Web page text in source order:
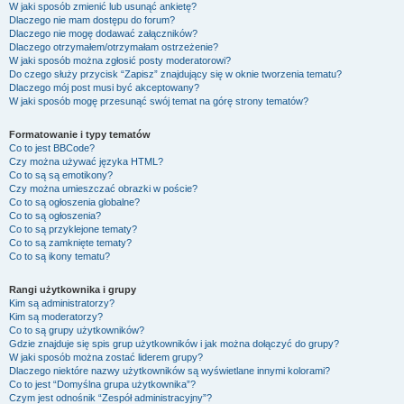
W jaki sposób zmienić lub usunąć ankietę?
Dlaczego nie mam dostępu do forum?
Dlaczego nie mogę dodawać załączników?
Dlaczego otrzymałem/otrzymałam ostrzeżenie?
W jaki sposób można zgłosić posty moderatorowi?
Do czego służy przycisk “Zapisz” znajdujący się w oknie tworzenia tematu?
Dlaczego mój post musi być akceptowany?
W jaki sposób mogę przesunąć swój temat na górę strony tematów?
Formatowanie i typy tematów
Co to jest BBCode?
Czy można używać języka HTML?
Co to są są emotikony?
Czy można umieszczać obrazki w poście?
Co to są ogłoszenia globalne?
Co to są ogłoszenia?
Co to są przyklejone tematy?
Co to są zamknięte tematy?
Co to są ikony tematu?
Rangi użytkownika i grupy
Kim są administratorzy?
Kim są moderatorzy?
Co to są grupy użytkowników?
Gdzie znajduje się spis grup użytkowników i jak można dołączyć do grupy?
W jaki sposób można zostać liderem grupy?
Dlaczego niektóre nazwy użytkowników są wyświetlane innymi kolorami?
Co to jest “Domyślna grupa użytkownika”?
Czym jest odnośnik “Zespół administracyjny”?